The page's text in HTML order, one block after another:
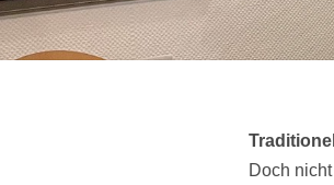
Doch